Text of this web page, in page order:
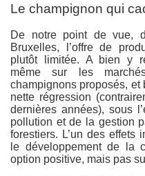
Le champignon qui
De notre point de vue,
Bruxelles, l’offre de
plutôt limitée. A bien y
même sur les
champignons proposés, et
nette régression
dernières années), sous
pollution et de la gestion
forestiers. L’un des effets
le développement de la
option positive, mais pas